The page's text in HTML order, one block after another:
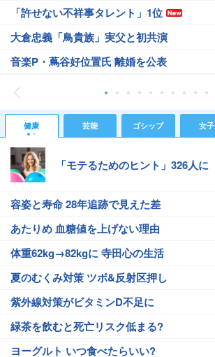
「許せない不祥事タレント」1位
大倉忠義「鳥貴族」実父と初共演
音楽P・蔦谷好位置氏 離婚を公表
健康 芸能 ゴシップ 女子
「モテるためのヒント」326人に
容姿と寿命 28年追跡で見えた差
あたりめ 血糖値を上げない理由
体重62kg→82kgに 寺田心の生活
夏のむくみ対策 ツボ&反射区押し
紫外線対策がビタミンD不足に
緑茶を飲むと死亡リスク低まる?
ヨーグルト いつ食べたらいい?